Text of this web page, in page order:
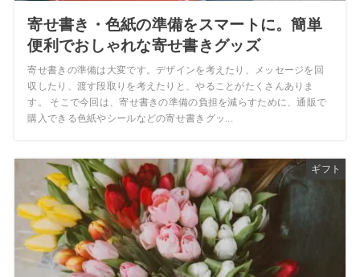
寄せ書き・色紙の準備をスマートに。簡単
便利でおしゃれな寄せ書きグッズ
寄せ書きの準備は大変です。デザインを考えたり、メッセージを回
収したり、渡す段取りを考えたりと、やることがたくさんありま
す。 そこで今回は、寄せ書きの準備の負担を減らすために、通販で
購入できる色紙やシールなどの寄せ書きグッ...
ギフト